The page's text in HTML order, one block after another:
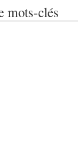
mots-clés